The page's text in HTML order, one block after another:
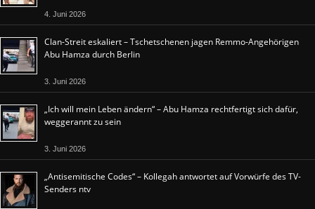
4. Juni 2026
Clan-Streit eskaliert – Tschetschenen jagen Remmo-Angehörigen
Abu Hamza durch Berlin
3. Juni 2026
„Ich will mein Leben ändern“ – Abu Hamza rechtfertigt sich dafür,
weggerannt zu sein
3. Juni 2026
„Antisemitische Codes“ – Kollegah antwortet auf Vorwürfe des TV-
Senders ntv